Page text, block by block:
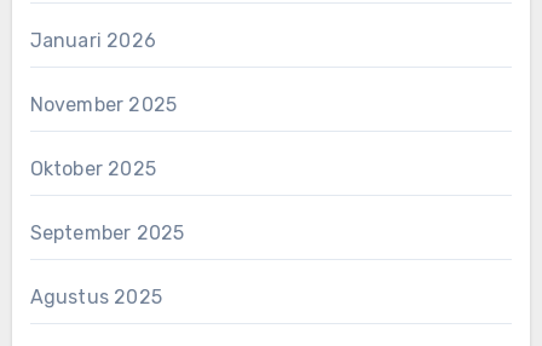
Januari 2026
November 2025
Oktober 2025
September 2025
Agustus 2025